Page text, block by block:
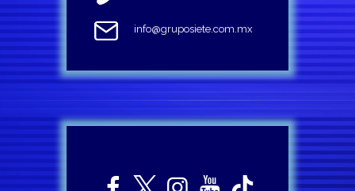
info@gruposiete.com.mx